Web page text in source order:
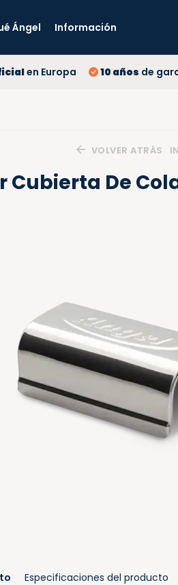
Ángel Información
en Europa 10 años de
VOLVER ATRÁS
Cubierta De
Especificaciones del producto